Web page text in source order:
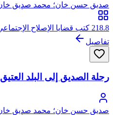
صديق حسن خان؛ محمد صديق
الحسيني البخاري القنوجي، أبو
218.8 كتب قضايا الإصلاح الإجتماعي والأسرة والمجتمع
تفاصيل
رحلة الصديق إلى البلد
صديق حسن خان؛ محمد صديق